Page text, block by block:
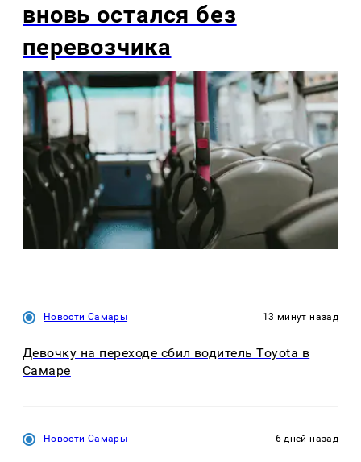
вновь остался без
перевозчика
Новости Самары 13 минут назад
Девочку на переходе сбил водитель Toyota в
Самаре
Новости Самары 6 дней назад